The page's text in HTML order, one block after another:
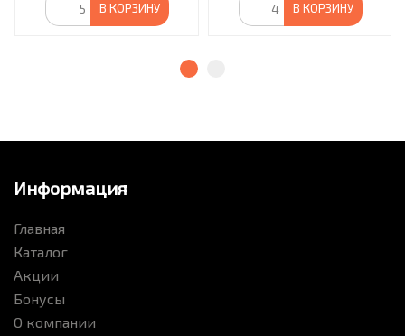
В КОРЗИНУ В КОРЗИНУ
Информация
Главная
Каталог
Акции
Бонусы
О компании